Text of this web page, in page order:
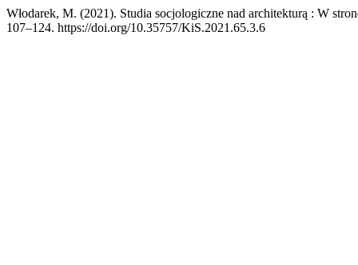
Włodarek, M. (2021). Studia socjologiczne nad architekturą : W
107–124. https://doi.org/10.35757/KiS.2021.65.3.6